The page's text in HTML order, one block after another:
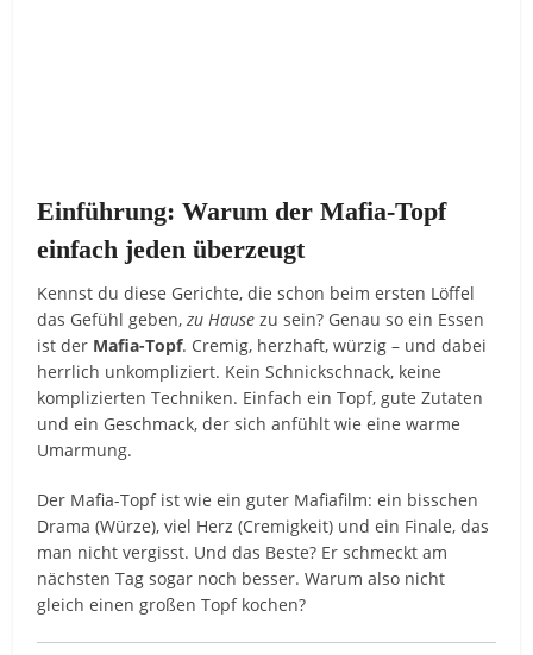
Einführung: Warum der Mafia-Topf
einfach jeden überzeugt
Kennst du diese Gerichte, die schon beim ersten Löffel
das Gefühl geben,zu Hause zu sein? Genau so ein Essen
ist der Mafia-Topf. Cremig, herzhaft, würzig – und dabei
herrlich unkompliziert. Kein Schnickschnack, keine
komplizierten Techniken. Einfach ein Topf, gute Zutaten
und ein Geschmack, der sich anfühlt wie eine warme
Umarmung.
Der Mafia-Topf ist wie ein guter Mafiafilm: ein bisschen
Drama (Würze), viel Herz (Cremigkeit) und ein Finale, das
man nicht vergisst. Und das Beste? Er schmeckt am
nächsten Tag sogar noch besser. Warum also nicht
gleich einen großen Topf kochen?